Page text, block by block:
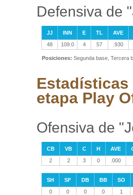
Defensiva de
JJ INN E TL
AVE
48
109.0 4 57 .930
Posiciones: Segunda base, Tercera
etapa Play
Ofensiva de
CB VB C H AVE
2
2 3 0 .000
SH SF DB BB
SO
0
0 0 0 1